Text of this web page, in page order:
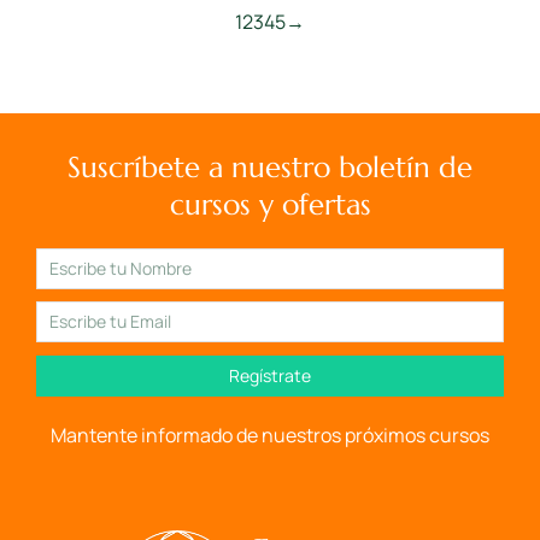
12345→
Suscríbete a nuestro boletín de
cursos y ofertas
Regístrate
Mantente informado de nuestros próximos cursos